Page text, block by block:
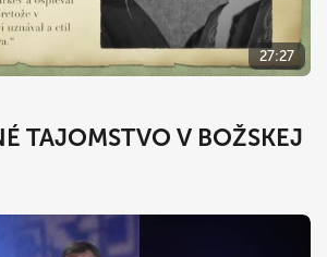
27:27
TAJOMSTVO V BOŽSKEJ